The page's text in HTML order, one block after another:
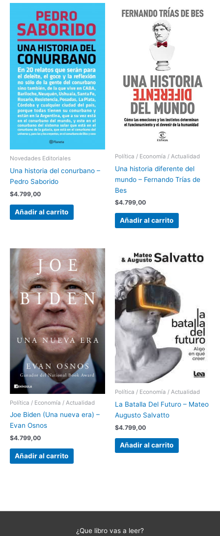
Novedades Editoriales
Una historia del conurbano –
Pedro Saborido
$4.799,00
Añadir al carrito
Política / Economía / Actualidad
Una historia diferente del
mundo – Fernando Trías de
Bes
$4.799,00
Añadir al carrito
Política / Economía / Actualidad
Joe Biden (Una nueva era) –
Evan Osnos
$4.799,00
Añadir al carrito
Política / Economía / Actualidad
La Batalla Del Futuro – Mateo
Augusto Salvatto
$4.799,00
Añadir al carrito
¿Que libro vas a leer?